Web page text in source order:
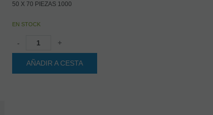
50 X 70 PIEZAS 1000
EN STOCK
- +
AÑADIR A CESTA